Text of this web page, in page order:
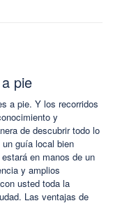
pie
a pie. Y los recorridos
y
de descubrir todo lo
guía local bien
en manos de un
y amplios
usted toda la
Las ventajas de